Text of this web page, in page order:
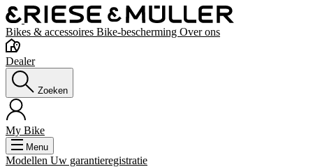
Bikes & accessoires Bike-bescherming Over ons
Dealer
Zoeken
My Bike
Menu
Modellen Uw garantieregistratie